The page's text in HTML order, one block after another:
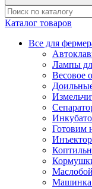
Каталог товаров
Все для
Лампы
Весовое
Готовим
Машинка